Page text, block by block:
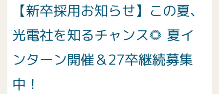
【新卒採用お知らせ】この夏、
光電社を知るチャンス🌻 夏イ
ンターン開催＆27卒継続募集
中！